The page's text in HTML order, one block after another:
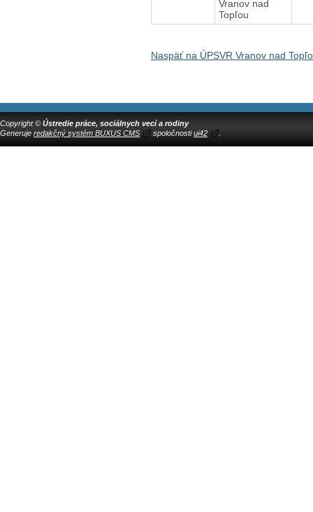
Vranov nad
Topľou
Naspäť na ÚPSVR Vranov nad
Copyright © Ústredie práce, sociálnych vecí a rodiny
Generuje redakčný systém BUXUS CMS spoločnostiui42